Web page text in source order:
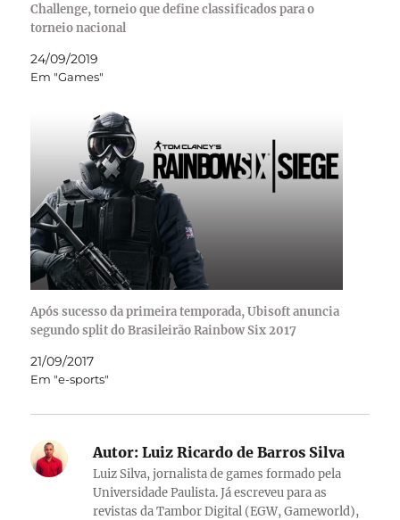
Challenge, torneio que define classificados para o
torneio nacional
24/09/2019
Em "Games"
Após sucesso da primeira temporada, Ubisoft anuncia
segundo split do Brasileirão Rainbow Six 2017
21/09/2017
Em "e-sports"
Autor: Luiz Ricardo de Barros Silva
Luiz Silva, jornalista de games formado pela
Universidade Paulista. Já escreveu para as
revistas da Tambor Digital (EGW, Gameworld),